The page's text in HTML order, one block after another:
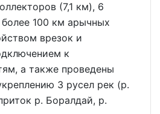
(7,1 км), 6
100 км арычных
врезок и
к
а также проведены
3 русел рек (р.
р. Боралдай, р.